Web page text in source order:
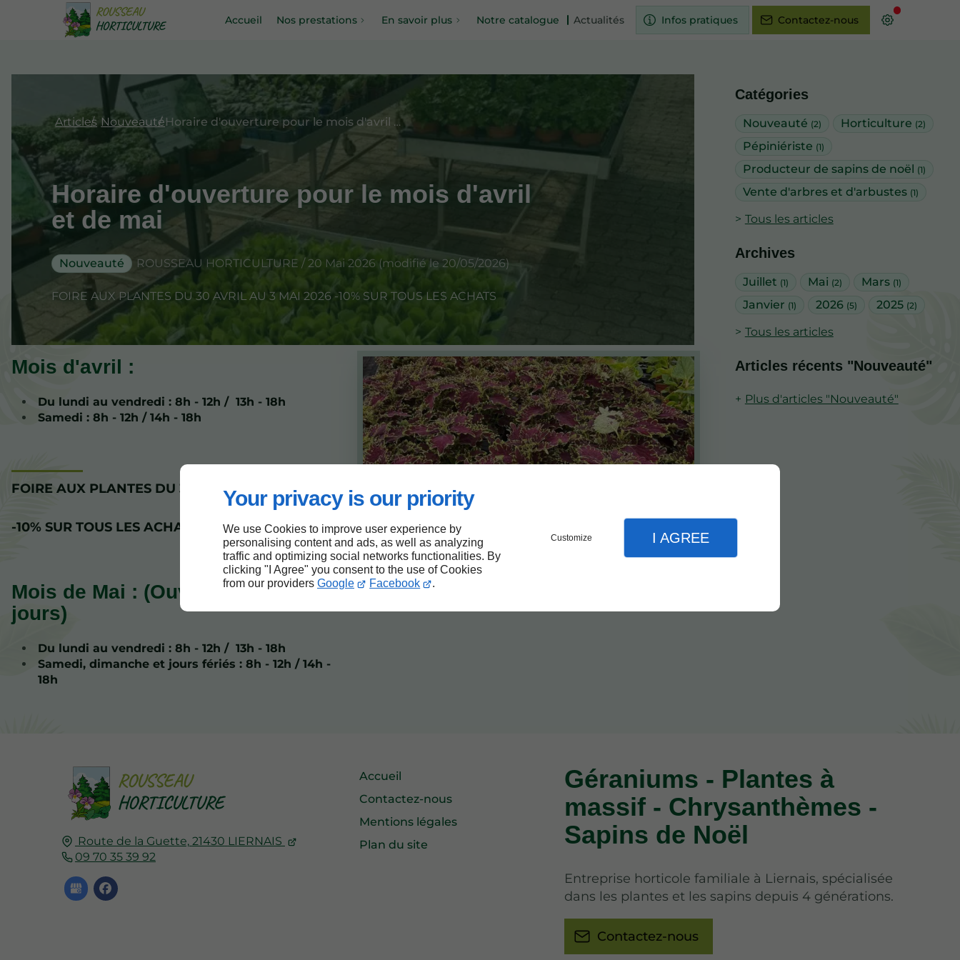
Your privacy is our priority
We use Cookies to improve user experience by
personalising content and ads, as well as analyzing
traffic and optimizing social networks functionalities. By
clicking "I Agree" you consent to the use of Cookies
from our providers Google Facebook .
Customize I AGREE
Accueil Nos prestations En savoir plus Notre catalogue Actualités Infos pratiques Contactez-nous
Catégories
Nouveauté (2) Horticulture (2)
Pépiniériste (1)
Producteur de sapins de noël (1)
Vente d'arbres et d'arbustes (1)
Tous les articles
Archives
Juillet (1) Mai (2) Mars (1)
Janvier (1) 2026 (5) 2025 (2)
Tous les articles
Articles récents "Nouveauté"
Plus d'articles "Nouveauté"
Articles Nouveauté Horaire d'ouverture pour le mois d'avril et de mai
Horaire d'ouverture pour le mois d'avril
et de mai
Nouveauté ROUSSEAU HORTICULTURE / 20 Mai 2026 (modifié le 20/05/2026)
FOIRE AUX PLANTES DU 30 AVRIL AU 3 MAI 2026 -10% SUR TOUS LES ACHATS
Mois d'avril :
Du lundi au vendredi : 8h - 12h / 13h - 18h
Samedi : 8h - 12h / 14h - 18h
FOIRE AUX PLANTES DU 30 AVRIL AU 3 MAI 2026
-10% SUR TOUS LES ACHATS
Mois de Mai : (Ouvert tous les
jours)
Du lundi au vendredi : 8h - 12h / 13h - 18h
Samedi, dimanche et jours fériés : 8h - 12h / 14h -
18h
Route de la Guette, 21430 LIERNAIS
09 70 35 39 92
Accueil
Contactez-nous
Mentions légales
Plan du site
Géraniums - Plantes à
massif - Chrysanthèmes -
Sapins de Noël
Entreprise horticole familiale à Liernais, spécialisée
dans les plantes et les sapins depuis 4 générations.
Contactez-nous